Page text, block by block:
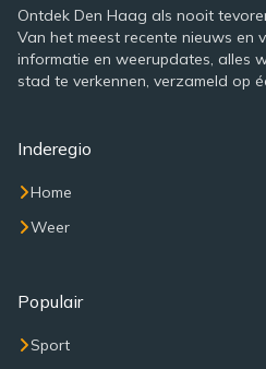
Ontdek Den Haag als nooit
Van het meest recente nieuws
informatie en weerupdates, alles
stad te verkennen, verzameld op
Inderegio
Home
Weer
Populair
Sport